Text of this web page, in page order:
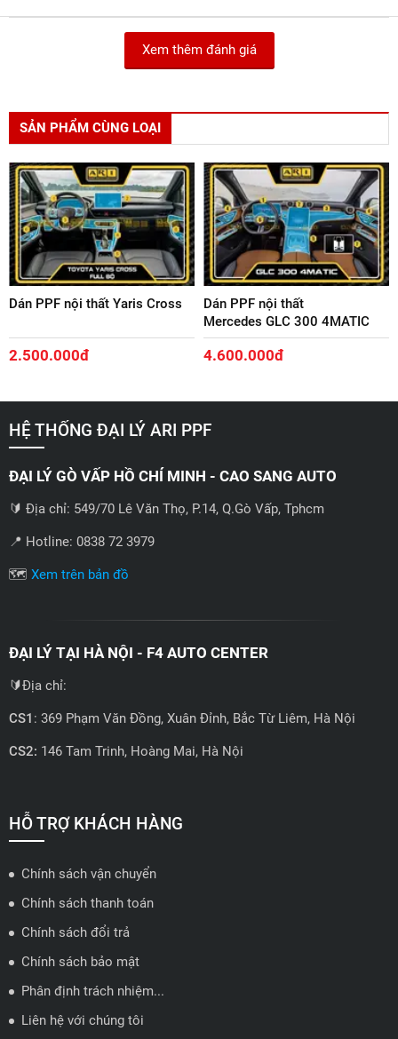
Xem thêm đánh giá
SẢN PHẨM CÙNG LOẠI
Dán PPF nội thất Yaris Cross
2.500.000đ
Dán PPF nội thất
Mercedes GLC 300 4MATIC
4.600.000đ
HỆ THỐNG ĐẠI LÝ ARI PPF
ĐẠI LÝ GÒ VẤP HỒ CHÍ MINH - CAO SANG AUTO
🔰 Địa chỉ: 549/70 Lê Văn Thọ, P.14, Q.Gò Vấp, Tphcm
📍 Hotline: 0838 72 3979
🗺️ Xem trên bản đồ
ĐẠI LÝ TẠI HÀ NỘI - F4 AUTO CENTER
🔰Địa chỉ:
CS1 : 369 Phạm Văn Đồng, Xuân Đỉnh, Bắc Từ Liêm, Hà Nội
CS2: 146 Tam Trinh, Hoàng Mai, Hà Nội
🗺️Xem trên bản đồ
ĐẠI LÝ QUẬN 2 HCM - HẢI TRIỀU AUTO
🔰 Địa chỉ: 78-80 Vũ Tông Phan, P.An Phú, TP Thủ Đức, TP HCM
📍 Hotline: 0938584113
🗺️Xem trên bản đồ
HỖ TRỢ KHÁCH HÀNG
Chính sách vận chuyển
Chính sách thanh toán
Chính sách đổi trả
Chính sách bảo mật
Phân định trách nhiệm...
Liên hệ với chúng tôi